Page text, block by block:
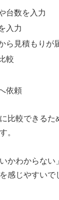
台数を入力
入力
ら見積もりが
較
依頼
比較できるた
。
かわからない
感じやすいで